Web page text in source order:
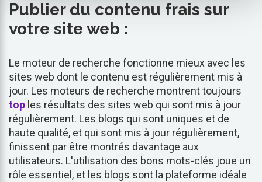
Publier du contenu frais sur
votre site web :
Le moteur de recherche fonctionne mieux avec les
sites web dont le contenu est régulièrement mis à
jour. Les moteurs de recherche montrent toujours
top les résultats des sites web qui sont mis à jour
régulièrement. Les blogs qui sont uniques et de
haute qualité, et qui sont mis à jour régulièrement,
finissent par être montrés davantage aux
utilisateurs. L'utilisation des bons mots-clés joue un
rôle essentiel, et les blogs sont la plateforme idéale